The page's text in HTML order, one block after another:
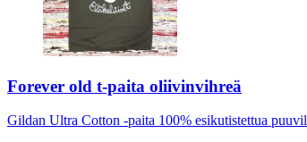
Forever old t-paita oliivinvihreä
Gildan Ultra Cotton -paita 100% esikutistettua